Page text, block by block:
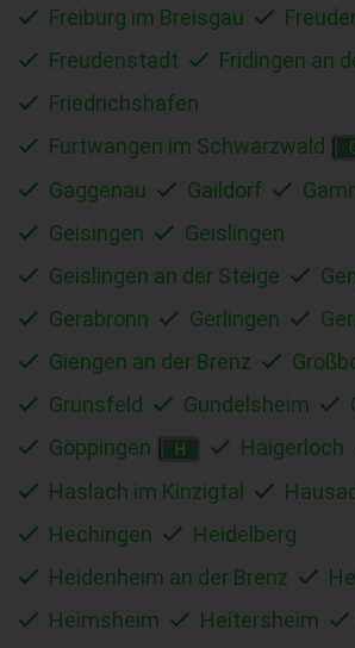
Freiburg im Breisgau
Freudenstadt
Fridingen an
Friedrichshafen
Furtwangen im Schwarzwald
Gaggenau Gaildorf
Geisingen
Geislingen
Geislingen an der Steige
Gerabronn
Gerlingen
Giengen an der Brenz
Grünsfeld
Gundelsheim
Göppingen
H Haigerloch
Haslach im Kinzigtal
Hechingen
Heidelberg
Heidenheim an der Brenz
Heimsheim
Heitersheim